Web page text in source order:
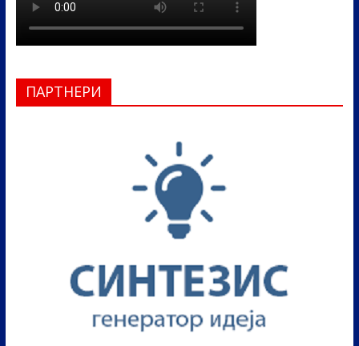
ПАРТНЕРИ